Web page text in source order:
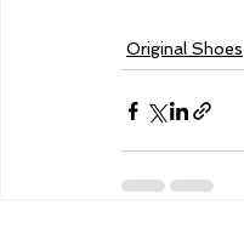
Original Shoes